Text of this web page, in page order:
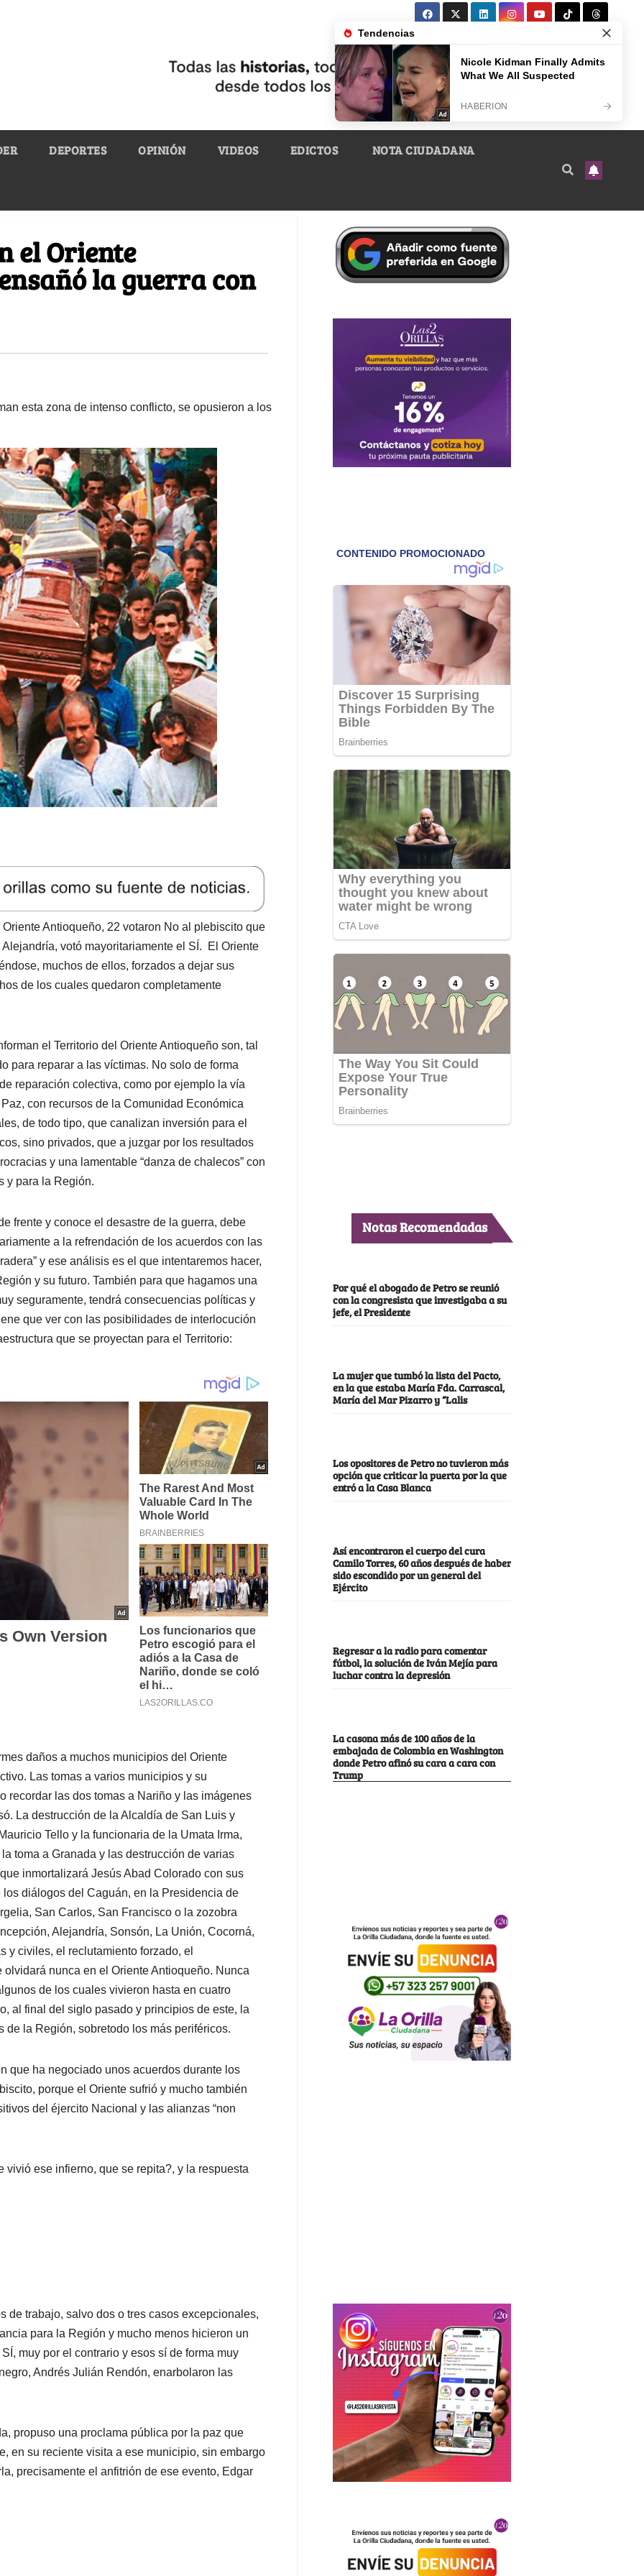
DEPORTES OPINIÓN VIDEOS EDICTOS NOTA CIUDADANA
el Oriente
la guerra con
esta zona de intenso conflicto, se opusieron a los
Antioqueño, 22 votaron No al plebiscito que
votó mayoritariamente el SÍ. El Oriente
muchos de ellos, forzados a dejar sus
de los cuales quedaron completamente
el Territorio del Oriente Antioqueño son, tal
para reparar a las víctimas. No solo de forma
reparación colectiva, como por ejemplo la vía
con recursos de la Comunidad Económica
de todo tipo, que canalizan inversión para el
sino privados, que a juzgar por los resultados
y una lamentable “danza de chalecos” con
y para la Región.
frente y conoce el desastre de la guerra, debe
a la refrendación de los acuerdos con las
y ese análisis es el que intentaremos hacer,
y su futuro. También para que hagamos una
seguramente, tendrá consecuencias políticas y
que ver con las posibilidades de interlocución
que se proyectan para el Territorio:
daños a muchos municipios del Oriente
Las tomas a varios municipios y su
recordar las dos tomas a Nariño y las imágenes
La destrucción de la Alcaldía de San Luis y
Tello y la funcionaria de la Umata Irma,
toma a Granada y las destrucción de varias
inmortalizará Jesús Abad Colorado con sus
diálogos del Caguán, en la Presidencia de
San Carlos, San Francisco o la zozobra
Alejandría, Sonsón, La Unión, Cocorná,
y civiles, el reclutamiento forzado, el
nunca en el Oriente Antioqueño. Nunca
de los cuales vivieron hasta en cuatro
al final del siglo pasado y principios de este, la
la Región, sobretodo los más periféricos.
que ha negociado unos acuerdos durante los
porque el Oriente sufrió y mucho también
del éjercito Nacional y las alianzas “non
ese infierno, que se repita?, y la respuesta
de trabajo, salvo dos o tres casos excepcionales,
para la Región y mucho menos hicieron un
muy por el contrario y esos sí de forma muy
Andrés Julián Rendón, enarbolaron las
propuso una proclama pública por la paz que
en su reciente visita a ese municipio, sin embargo
precisamente el anfitrión de ese evento, Edgar
Notas Recomendadas
Por qué el abogado de Petro se reunió
con la congresista que investigaba a su
jefe, el Presidente
La mujer que tumbó la lista del Pacto,
en la que estaba María Fda. Carrascal,
María del Mar Pizarro y “Lalis
Los opositores de Petro no tuvieron más
opción que criticar la puerta por la que
entró a la Casa Blanca
Así encontraron el cuerpo del cura
Camilo Torres, 60 años después de haber
sido escondido por un general del
Ejército
Regresar a la radio para comentar
fútbol, la solución de Iván Mejía para
luchar contra la depresión
La casona más de 100 años de la
embajada de Colombia en Washington
donde Petro afinó su cara a cara con
Trump